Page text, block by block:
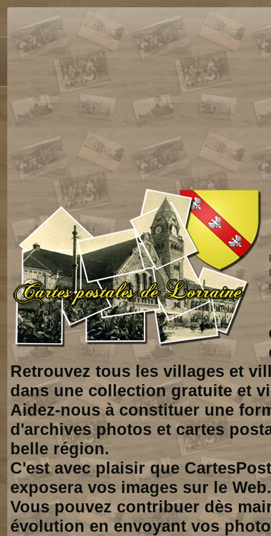
Retrouvez tous les villages et
dans une collection gratuite et
Aidez-nous à constituer une
d'archives photos et cartes
belle région.
C'est avec plaisir que
exposera vos images sur le Web.
Vous pouvez contribuer dès
évolution en envoyant vos